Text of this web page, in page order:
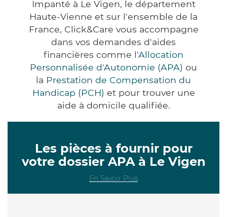
Impanté à Le Vigen, le département
Haute-Vienne et sur l'ensemble de la
France, Click&Care vous accompagne
dans vos demandes d'aides
financières comme l'Allocation
Personnalisée d'Autonomie (APA) ou
la Prestation de Compensation du
Handicap (PCH) et pour trouver une
aide à domicile qualifiée.
Les pièces à fournir pour
votre dossier APA à Le Vigen
En Savoir Plus